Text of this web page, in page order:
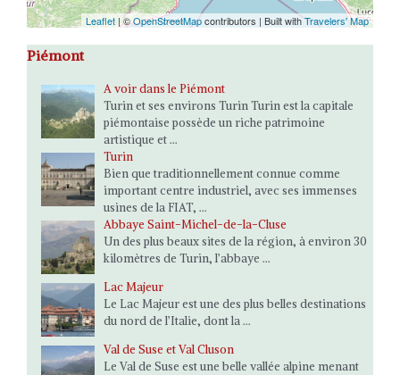
Leaflet | ©OpenStreetMapcontributors | Built withTravelers' Map
Piémont
A voir dans le Piémont
Turin et ses environs Turin Turin est la capitale
piémontaise possède un riche patrimoine
artistique et ...
Turin
Bien que traditionnellement connue comme
important centre industriel, avec ses immenses
usines de la FIAT, ...
Abbaye Saint-Michel-de-la-Cluse
Un des plus beaux sites de la région, à environ 30
kilomètres de Turin, l’abbaye ...
Lac Majeur
Le Lac Majeur est une des plus belles destinations
du nord de l’Italie, dont la ...
Val de Suse et Val Cluson
Le Val de Suse est une belle vallée alpine menant